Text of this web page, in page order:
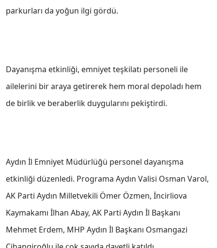
parkurları da yoğun ilgi gördü.
Dayanışma etkinliği, emniyet teşkilatı personeli ile
ailelerini bir araya getirerek hem moral depoladı hem
de birlik ve beraberlik duygularını pekiştirdi.
Aydın İl Emniyet Müdürlüğü personel dayanışma
etkinliği düzenledi. Programa Aydın Valisi Osman Varol,
AK Parti Aydın Milletvekili Ömer Özmen, İncirliova
Kaymakamı İlhan Abay, AK Parti Aydın İl Başkanı
Mehmet Erdem, MHP Aydın İl Başkanı Osmangazi